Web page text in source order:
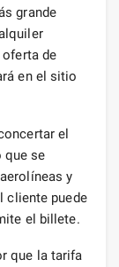
grande
de
en el sitio
el
que se
y
cliente puede
el billete.
que la tarifa